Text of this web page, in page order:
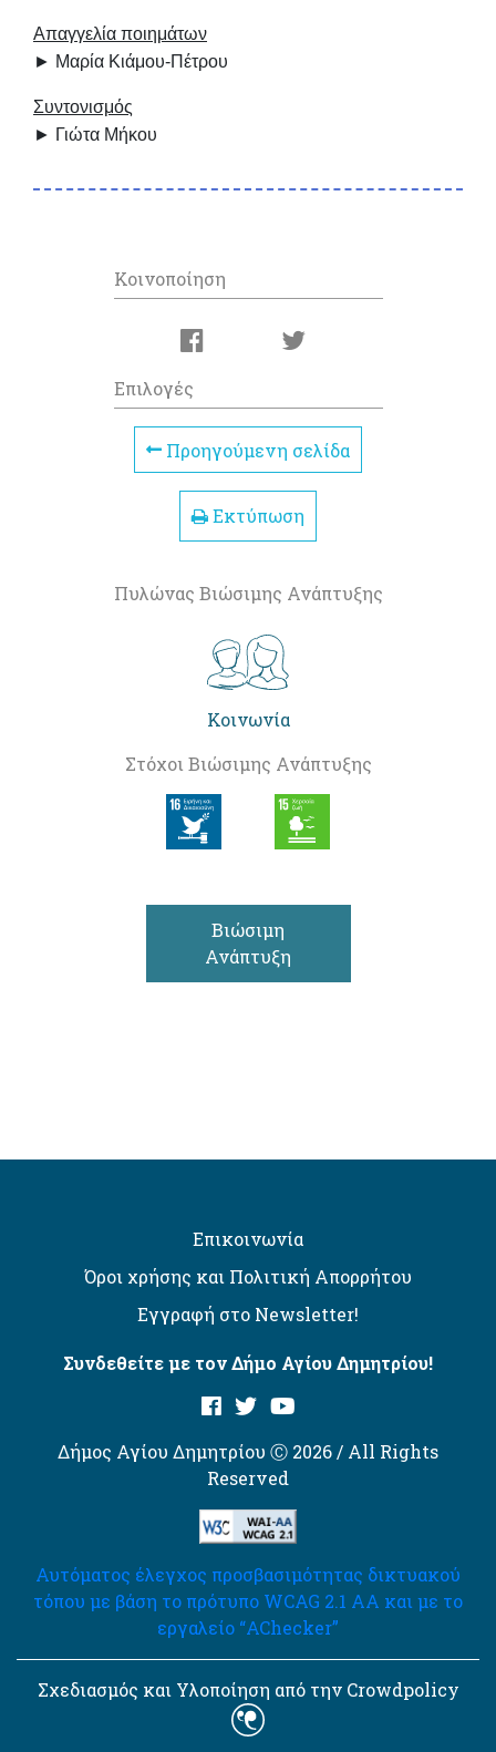
Απαγγελία ποιημάτων
► Μαρία Κιάμου-Πέτρου
Συντονισμός
► Γιώτα Μήκου
Κοινοποίηση
Επιλογές
Προηγούμενη σελίδα
Εκτύπωση
Πυλώνας Βιώσιμης Ανάπτυξης
Κοινωνία
Στόχοι Βιώσιμης Ανάπτυξης
Βιώσιμη
Ανάπτυξη
Επικοινωνία
Όροι χρήσης και Πολιτική Απορρήτου
Εγγραφή στο Newsletter!
Συνδεθείτε με τον Δήμο Αγίου Δημητρίου!
Δήμος Αγίου Δημητρίου Ⓒ 2026 / All Rights
Reserved
Αυτόματος έλεγχος προσβασιμότητας δικτυακού
τόπου με βάση το πρότυπο WCAG 2.1 AA και με το
εργαλείο “AChecker”
Σχεδιασμός και Υλοποίηση από την Crowdpolicy